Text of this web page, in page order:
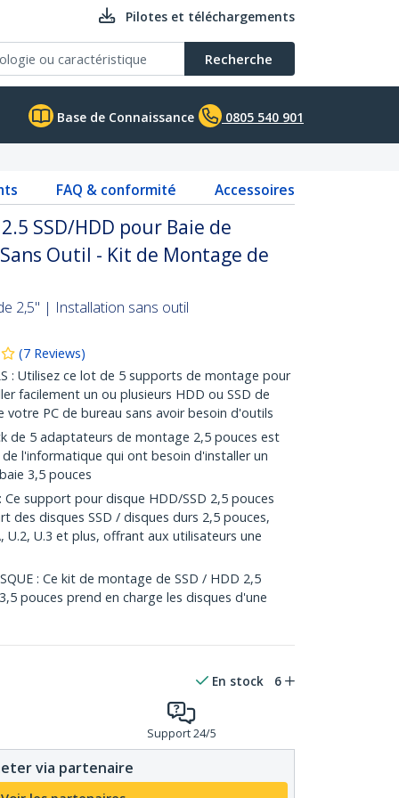
Pilotes et téléchargements
Recherche
Base de Connaissance 0805 540 901
FAQ & conformité Accessoires
SSD/HDD pour Baie de
Outil - Kit de Montage de
2,5" | Installation sans outil
(7 Reviews)
: Utilisez ce lot de 5 supports de montage pour
facilement un ou plusieurs HDD ou SSD de
votre PC de bureau sans avoir besoin d'outils
de 5 adaptateurs de montage 2,5 pouces est
l'informatique qui ont besoin d'installer un
3,5 pouces
Ce support pour disque HDD/SSD 2,5 pouces
des disques SSD / disques durs 2,5 pouces,
U.2, U.3 et plus, offrant aux utilisateurs une
: Ce kit de montage de SSD / HDD 2,5
pouces prend en charge les disques d'une
En stock 6
Support 24/5
via partenaire